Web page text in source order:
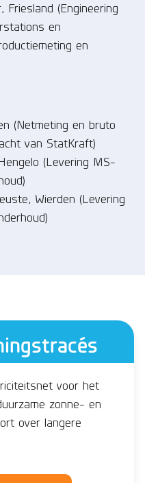
Friesland (Engineering
en
en
(Netmeting en bruto
van StatKraft)
(Levering MS-
Wierden (Levering
voor het
zonne- en
over langere